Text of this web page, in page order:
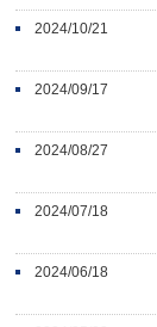
2024/10/21
2024/09/17
2024/08/27
2024/07/18
2024/06/18